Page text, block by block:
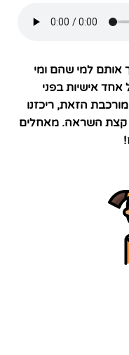
אותם למי שהם ומי
אישיות בפני
הזאת, ריכזנו
קצת השראה. מאחלים